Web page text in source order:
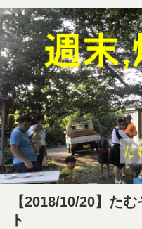
【2018/10/20】た
ト